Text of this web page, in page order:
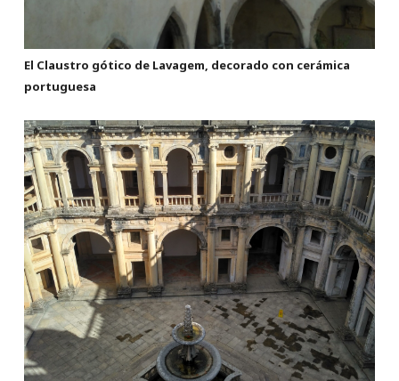
El Claustro gótico de Lavagem, decorado con cerámica
portuguesa